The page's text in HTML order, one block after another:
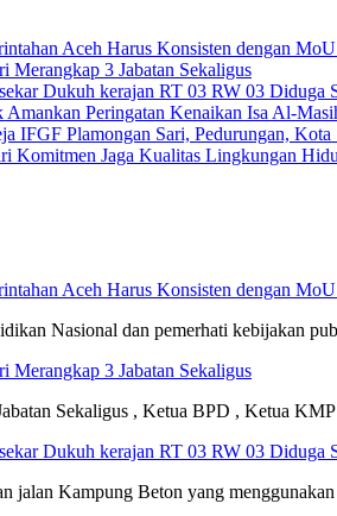
Aceh Harus Konsisten dengan
3 Jabatan Sekaligus
Dukuh kerajan RT 03 RW 03 Diduga
Peringatan Kenaikan Isa Al-
IFGF Plamongan Sari, Pedurungan, Kota
Komitmen Jaga Kualitas Lingkungan
Aceh Harus Konsisten dengan
Nasional dan pemerhati kebijakan
3 Jabatan Sekaligus
Sekaligus , Ketua BPD , Ketua
Dukuh kerajan RT 03 RW 03 Diduga
jalan Kampung Beton yang